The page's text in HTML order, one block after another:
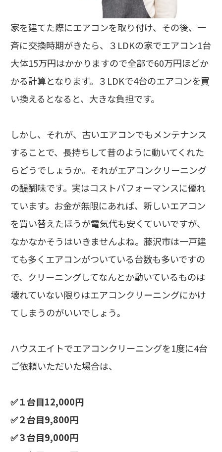
家を建てた際にエアコンを取り付け、その後、一
斉に交換時期がきたら、３LDKの家でエアコン1台
大体15万円はかかりますので全部で60万円ほどか
かる計算となります。３LDKで4台のエアコンを買
い換えるとなると、大きな負担です。
しかし、それが、古いエアコンでもメンテナンス
することで、長持ちして昔のように動いてくれた
らどうでしょうか。それがエアコンクリーニング
の醍醐味です。実はコストパフォーマンスに優れ
ています。お金が無限にあれば、新しいエアコン
を買い替えたほうが電気代も安くていいですが、
なかなかそうはいきませんよね。藤沢市は一戸建
ても多くエアコンがついている台数も多いですの
で、クリーニングしてなんとか動いているものは
壊れていない限りはエアコンクリーニングにかけ
てしまうのがいいでしょう。
ハウスエイトでエアコンクリーニングを1度に4台
ご依頼いただいた場合は、
✅１台目12,000円
✅２台目9,800円
✅３台目9,000円